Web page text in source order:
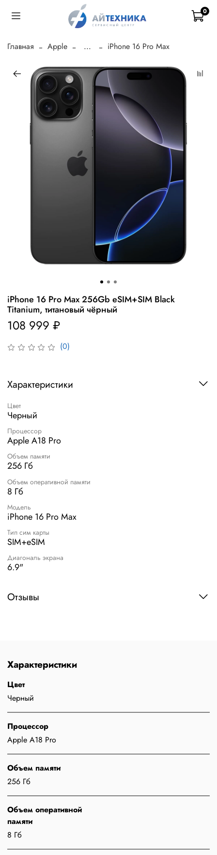
0
Главная Apple ... iPhone 16 Pro Max
(0)
iPhone 16 Pro Max 256Gb eSIM+SIM Black
Titanium, титановый чёрный
108 999 ₽
Характеристики
Цвет
Черный
Процессор
Apple A18 Pro
Объем памяти
256 Гб
Объем оперативной памяти
8 Гб
Модель
iPhone 16 Pro Max
Тип сим карты
SIM+eSIM
Диагональ экрана
6.9"
Отзывы
Характеристики
Цвет
Черный
Процессор
Apple A18 Pro
Объем памяти
256 Гб
Объем оперативной
памяти
8 Гб